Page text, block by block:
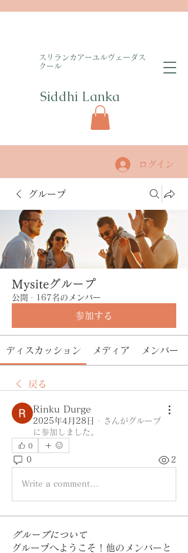
​スリランカアーユルヴェーダス
クール
Siddhi Lanka​
ログイン
グループ
Mysiteグループ
公開 · 167名のメンバー
参加する
ディスカッション メディア メンバー
戻る
Rinku Durge
2025年4月28日 ·
さんがグループ
に参加しました。
0
0 2
Write a comment...
グループについて
グループへようこそ！他のメンバーと